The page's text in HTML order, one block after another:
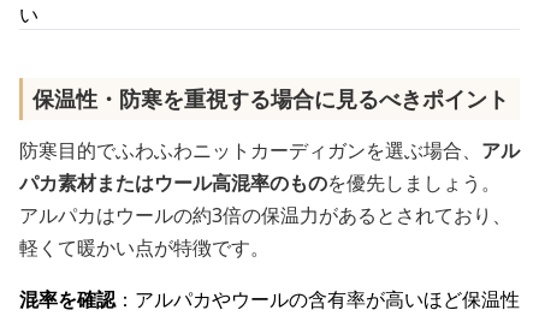
い
保温性・防寒を重視する場合に見るべきポイント
防寒目的でふわふわニットカーディガンを選ぶ場合、 アル
パカ素材またはウール高混率のものを優先しましょう。
アルパカはウールの約3倍の保温力があるとされており、
軽くて暖かい点が特徴です。
混率を確認：アルパカやウールの含有率が高いほど保温性